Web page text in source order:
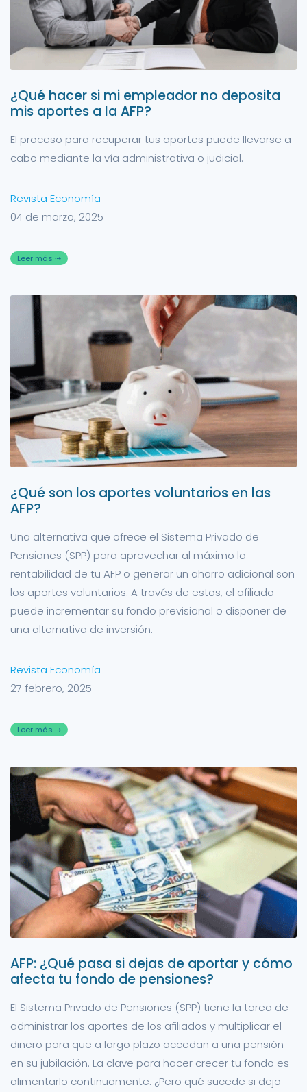
¿Qué hacer si mi empleador no deposita
mis aportes a la AFP?
El proceso para recuperar tus aportes puede llevarse a
cabo mediante la vía administrativa o judicial.
Revista Economía
04 de marzo, 2025
Leer más ⇢
¿Qué son los aportes voluntarios en las
AFP?
Una alternativa que ofrece el Sistema Privado de
Pensiones (SPP) para aprovechar al máximo la
rentabilidad de tu AFP o generar un ahorro adicional son
los aportes voluntarios. A través de estos, el afiliado
puede incrementar su fondo previsional o disponer de
una alternativa de inversión.
Revista Economía
27 febrero, 2025
Leer más ⇢
AFP: ¿Qué pasa si dejas de aportar y cómo
afecta tu fondo de pensiones?
El Sistema Privado de Pensiones (SPP) tiene la tarea de
administrar los aportes de los afiliados y multiplicar el
dinero para que a largo plazo accedan a una pensión
en su jubilación. La clave para hacer crecer tu fondo es
alimentarlo continuamente. ¿Pero qué sucede si dejo